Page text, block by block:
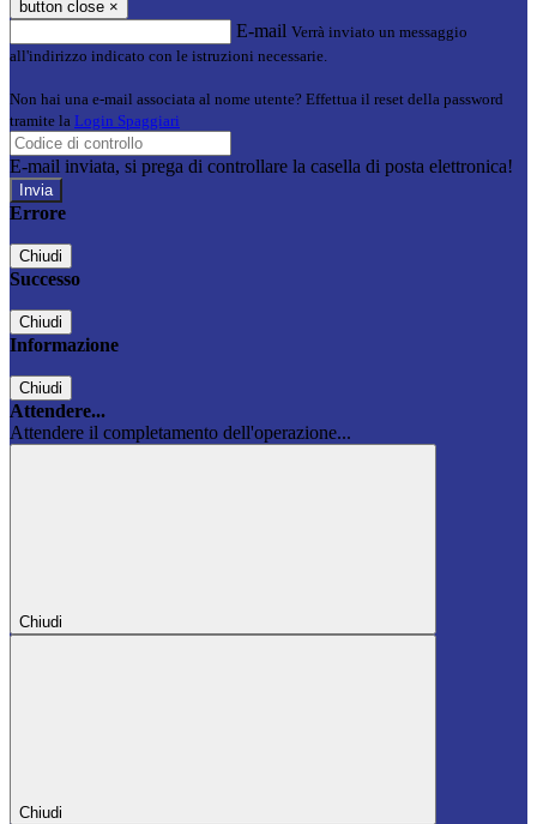
button close ×
E-mail Verrà inviato un messaggio
all'indirizzo indicato con le istruzioni necessarie.
Non hai una e-mail associata al nome utente? Effettua il reset della password
tramite la Login Spaggiari
E-mail inviata, si prega di controllare la casella di posta elettronica!
Errore
Chiudi
Successo
Chiudi
Informazione
Chiudi
Attendere...
Attendere il completamento dell'operazione...
Chiudi
Chiudi